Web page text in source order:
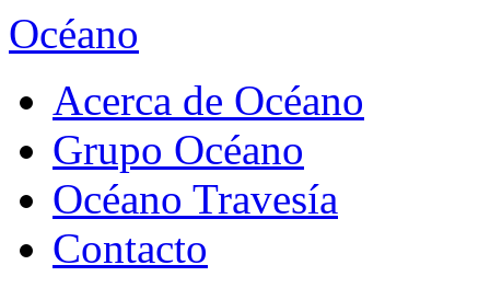
Océano
Acerca de Océano
Grupo Océano
Océano Travesía
Contacto